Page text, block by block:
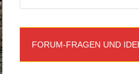
FORUM-FRAGEN UND